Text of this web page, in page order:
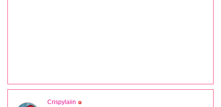
Crispylaiin